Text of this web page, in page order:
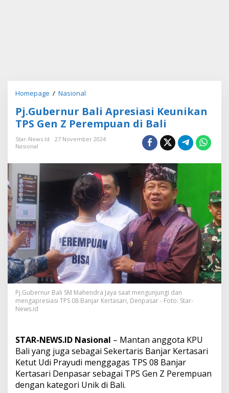
Homepage / Nasional
.
G
u
b
u
r
l
i
A
p
r
e
s
i
a
s
i
n
i
k
n
T
Pj.Gubernur Bali Apresiasi Keunikan
TPS Gen Z Perempuan di Bali
Star-News.id
27 November 2024
Nasional
Pj.Gubernur Bali SM Mahendra Jaya saat mengunjungi dan
mengapresiasi TPS 08 Banjar Kertasari, Denpasar - Foto: Star-
News.id
STAR-NEWS.ID Nasional – Mantan anggota KPU
Bali yang juga sebagai Sekertaris Banjar Kertasari
Ketut Udi Prayudi menggagas TPS 08 Banjar
Kertasari Denpasar sebagai TPS Gen Z Perempuan
dengan kategori Unik di Bali.